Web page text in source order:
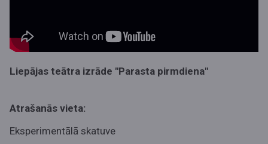
Liepājas teātra izrāde "Parasta pirmdiena"
Atrašanās vieta:
Eksperimentālā skatuve